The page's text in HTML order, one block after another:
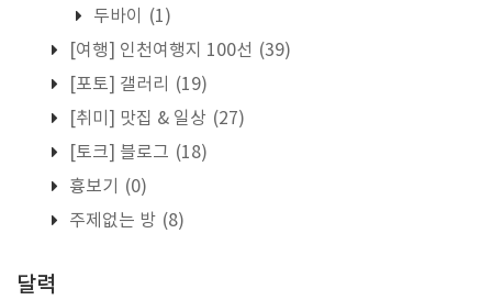
두바이
(1)
[여행] 인천여행지 100선 (39)
[포토] 갤러리
(19)
[취미] 맛집 & 일상 (27)
[토크] 블로그 (18)
흉보기
(0)
주제없는 방 (8)
달력